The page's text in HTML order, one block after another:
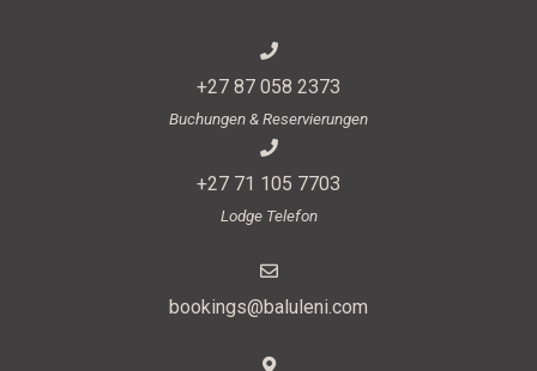
+27 87 058 2373
Buchungen & Reservierungen
+27 71 105 7703
Lodge Telefon
bookings@baluleni.com